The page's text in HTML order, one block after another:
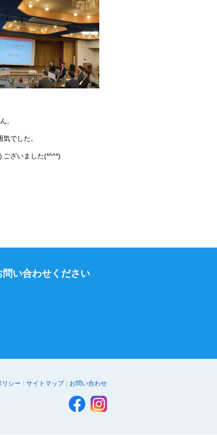
。
でした。
ございました(*^^*)
問い合わせください
リシー サイトマップ お問い合わせ